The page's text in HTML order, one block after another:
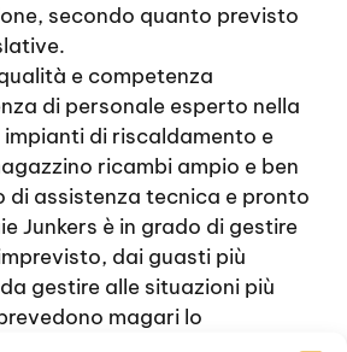
secondo quanto previsto
e competenza
di personale esperto nella
di riscaldamento e
ricambi ampio e ben
di assistenza tecnica e pronto
Junkers è in grado di gestire
dai guasti più
gestire alle situazioni più
magari lo